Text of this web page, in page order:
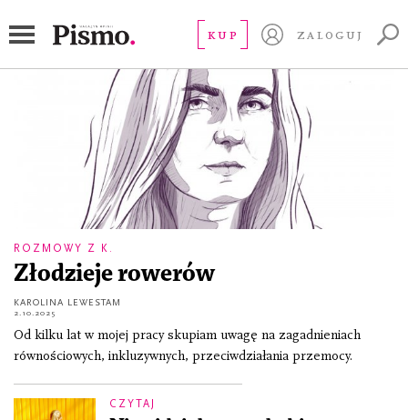
KUP ZALOGUJ
ROZMOWY Z K.
Złodzieje rowerów
KAROLINA LEWESTAM
2.10.2025
Od kilku lat w mojej pracy skupiam uwagę na zagadnieniach
równościowych, inkluzywnych, przeciwdziałania przemocy.
CZYTAJ